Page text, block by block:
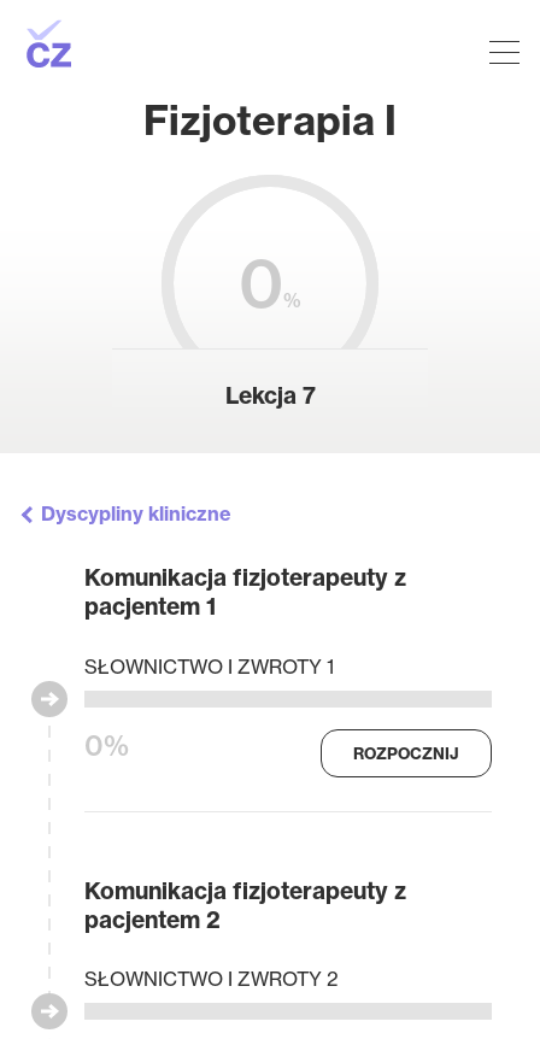
Fizjoterapia I
0%
Lekcja 7
Dyscypliny kliniczne
Komunikacja fizjoterapeuty z
pacjentem 1
0%
SŁOWNICTWO I ZWROTY 1
ROZPOCZNIJ
Komunikacja fizjoterapeuty z
pacjentem 2
SŁOWNICTWO I ZWROTY 2